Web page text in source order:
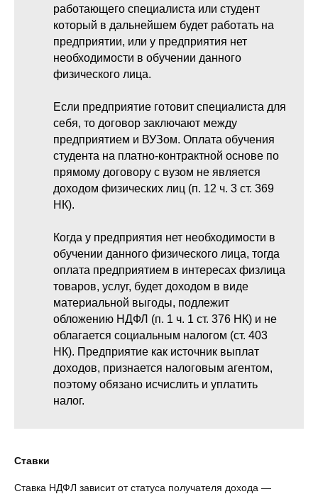
работающего специалиста или студент
который в дальнейшем будет работать на
предприятии, или у предприятия нет
необходимости в обучении данного
физического лица.
Если предприятие готовит специалиста для
себя, то договор заключают между
предприятием и ВУЗом. Оплата обучения
студента на платно-контрактной основе по
прямому договору с вузом не является
доходом физических лиц (п. 12 ч. 3 ст. 369
НК).
Когда у предприятия нет необходимости в
обучении данного физического лица, тогда
оплата предприятием в интересах физлица
товаров, услуг, будет доходом в виде
материальной выгоды, подлежит
обложению НДФЛ (п. 1 ч. 1 ст. 376 НК) и не
облагается социальным налогом (ст. 403
НК). Предприятие как источник выплат
доходов, признается налоговым агентом,
поэтому обязано исчислить и уплатить
налог.
Ставки
Ставка НДФЛ зависит от статуса получателя дохода —